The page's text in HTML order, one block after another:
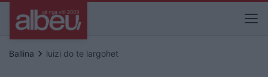
Ballina keyboard_arrow_right luizi do te largohet